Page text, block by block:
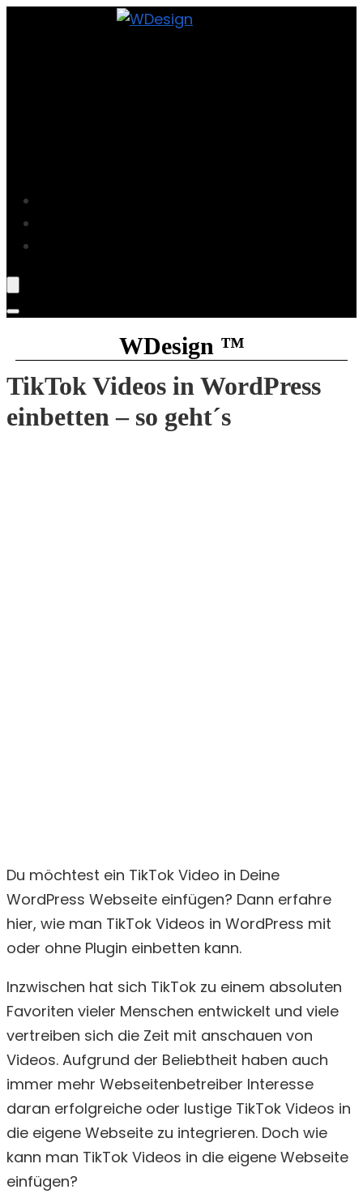
WDesign ™
TikTok Videos in WordPress
einbetten – so geht´s
Du möchtest ein TikTok Video in Deine
WordPress Webseite einfügen? Dann erfahre
hier, wie man TikTok Videos in WordPress mit
oder ohne Plugin einbetten kann.
Inzwischen hat sich TikTok zu einem absoluten
Favoriten vieler Menschen entwickelt und viele
vertreiben sich die Zeit mit anschauen von
Videos. Aufgrund der Beliebtheit haben auch
immer mehr Webseitenbetreiber Interesse
daran erfolgreiche oder lustige TikTok Videos in
die eigene Webseite zu integrieren. Doch wie
kann man TikTok Videos in die eigene Webseite
einfügen?